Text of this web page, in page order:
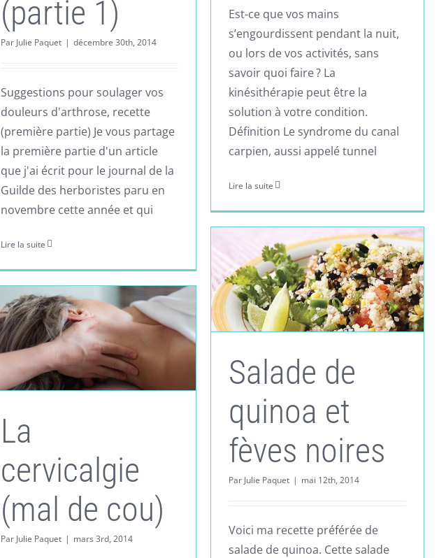
(partie 1)
Par Julie Paquet | décembre 30th, 2014
Suggestions pour soulager vos
douleurs d'arthrose, recette
(première partie) Je vous partage
la première partie d'un article
que j'ai écrit pour le journal de la
Guilde des herboristes paru en
novembre cette année et qui
Lire la suite
Est-ce que vos mains
s’engourdissent pendant la nuit,
ou lors de vos activités, sans
savoir quoi faire ? La
kinésithérapie peut être la
solution à votre condition.
Définition Le syndrome du canal
carpien, aussi appelé tunnel
Lire la suite
Salade de
quinoa et
fèves noires
Par Julie Paquet | mai 12th, 2014
Voici ma recette préférée de
salade de quinoa. Cette salade
La
cervicalgie
(mal de cou)
Par Julie Paquet | mars 3rd, 2014